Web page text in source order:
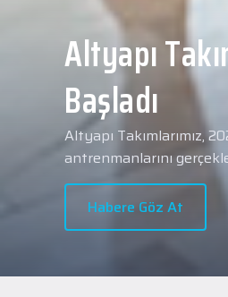
Yeni
Merkezi
geçti.
2026 - 2027 sezonu
transferlerimizden
Hastanesi'nde kapsamlı
Habere Göz At